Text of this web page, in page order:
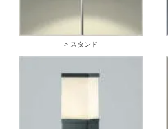
> スタンド